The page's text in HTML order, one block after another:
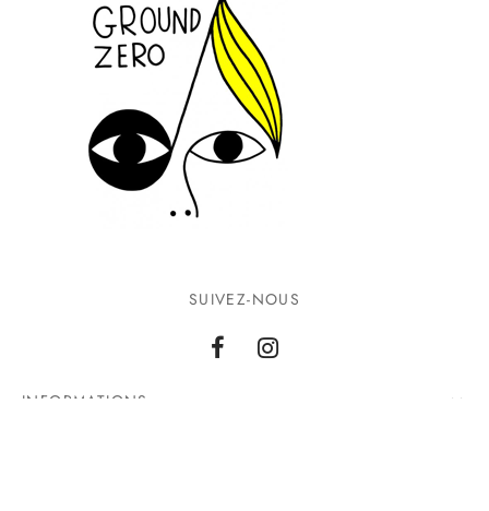
SUIVEZ-NOUS
INFORMATIONS